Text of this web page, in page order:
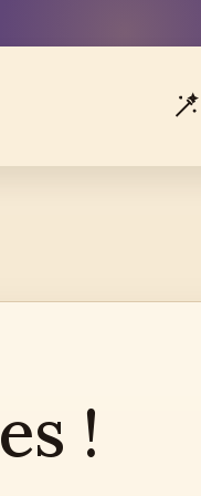
!